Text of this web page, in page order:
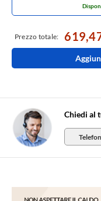
Prezzo totale:
Chiedi al